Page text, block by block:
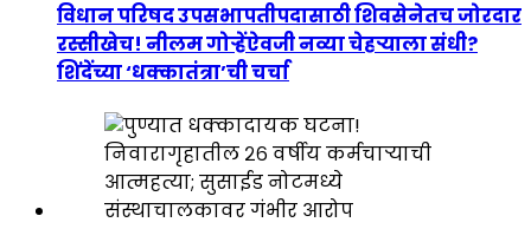
विधान परिषद उपसभापतीपदासाठी शिवसेनेतच जोरदार
रस्सीखेच! नीलम गोऱ्हेंऐवजी नव्या चेहऱ्याला संधी?
शिंदेंच्या ‘धक्कातंत्रा’ची चर्चा